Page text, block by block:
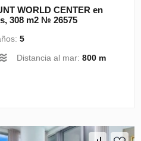
WORLD CENTER en
308 m2 № 26575
5
Distancia al mar:800 m